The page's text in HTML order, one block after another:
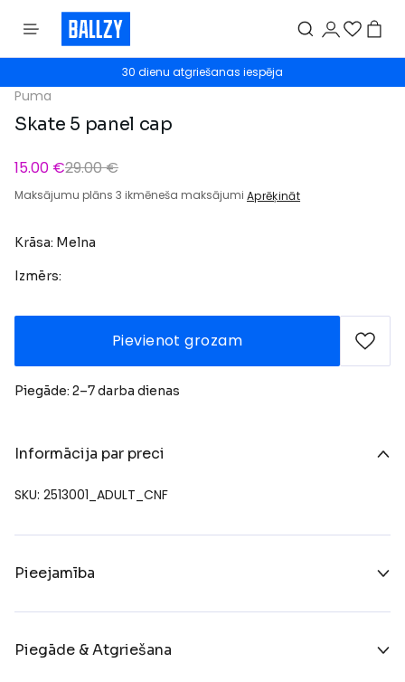
30 dienu atgriešanas iespēja
Puma
Skate 5 panel cap
15.00 €29.00 €
Maksājumu plāns 3 ikmēneša maksājumi Aprēķināt
Krāsa: Melna
Izmērs:
Pievienot grozam
Piegāde: 2–7 darba dienas
Informācija par preci
SKU: 2513001_ADULT_CNF
Pieejamība
Piegāde & Atgriešana